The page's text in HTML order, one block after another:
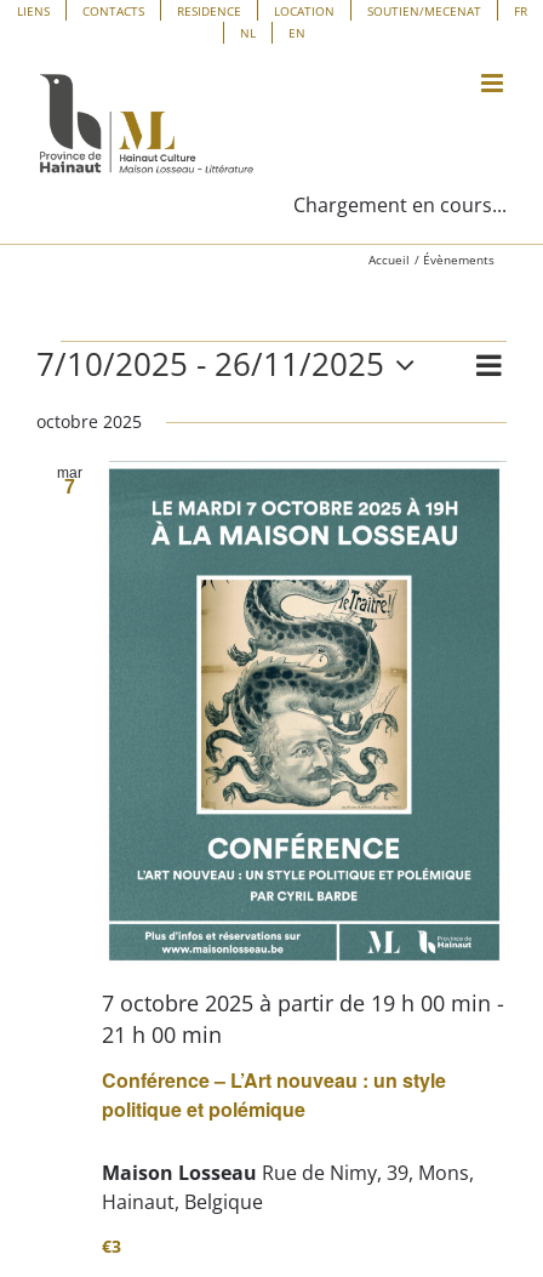
Panneau de gestion des cookies
Passer
contenu
LIENS CONTACTS RESIDENCE LOCATION SOUTIEN/MECENAT
FR
NL
EN
Chargement en cours...
Accueil Évènements
Évènements
par
Liste
7/10/2025 - 26/11/2025
une
date.
octobre 2025
mar
7
Conférence – L’Art nouveau : un style
politique et polémique
7 octobre 2025 à partir de 19 h 00 min -
21 h 00 min
Maison Losseau Rue de Nimy, 39, Mons,
Hainaut, Belgique
€3